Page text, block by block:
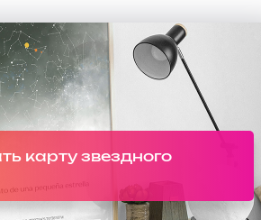
карту звездного